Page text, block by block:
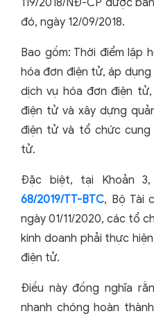
119/2018/NĐ-CP được
đó, ngày 12/09/2018.
Bao gồm: Thời điểm lập
hóa đơn điện tử, áp
dịch vụ hóa đơn điện
điện tử và xây dựng
điện tử và tổ chức cung
tử.
Đặc biệt, tại Khoản
68/2019/TT-BTC, Bộ Tài
ngày 01/11/2020, các tổ
kinh doanh phải thực
điện tử.
Điều này đồng nghĩa
nhanh chóng hoàn